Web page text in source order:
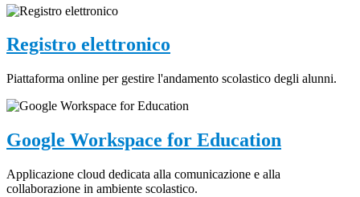
Registro elettronico
Piattaforma online per gestire l'andamento scolastico degli alunni.
Google Workspace for Education
Applicazione cloud dedicata alla comunicazione e alla
collaborazione in ambiente scolastico.